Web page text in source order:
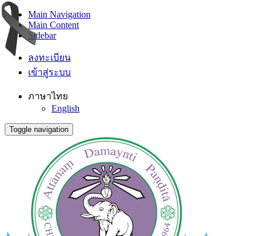
Main Navigation
Main Content
Sidebar
ลงทะเบียน
เข้าสู่ระบบ
ภาษาไทย
English
Toggle navigation